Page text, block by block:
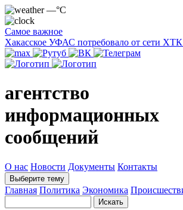
—°C
Самое важное
Хакасское УФАС потребовало от сети
агентство
информационных
сообщений
О нас Новости Документы Контакты
Выберите тему
Главная Политика Экономика